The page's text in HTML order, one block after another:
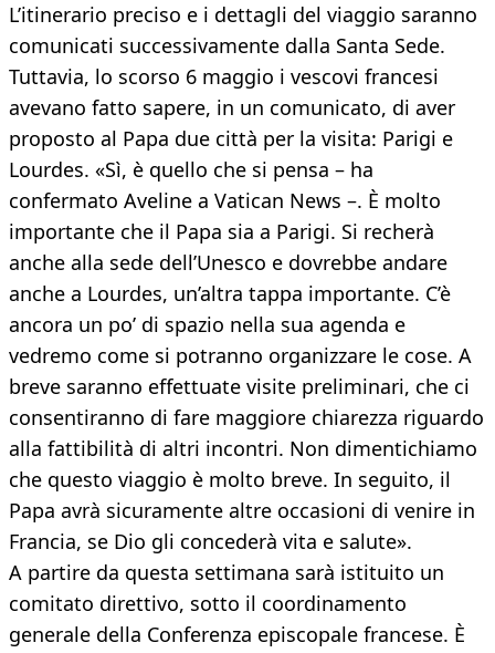
L’itinerario preciso e i dettagli del viaggio saranno
comunicati successivamente dalla Santa Sede.
Tuttavia, lo scorso 6 maggio i vescovi francesi
avevano fatto sapere, in un comunicato, di aver
proposto al Papa due città per la visita: Parigi e
Lourdes. «Sì, è quello che si pensa – ha
confermato Aveline a Vatican News –. È molto
importante che il Papa sia a Parigi. Si recherà
anche alla sede dell’Unesco e dovrebbe andare
anche a Lourdes, un’altra tappa importante. C’è
ancora un po’ di spazio nella sua agenda e
vedremo come si potranno organizzare le cose. A
breve saranno effettuate visite preliminari, che ci
consentiranno di fare maggiore chiarezza riguardo
alla fattibilità di altri incontri. Non dimentichiamo
che questo viaggio è molto breve. In seguito, il
Papa avrà sicuramente altre occasioni di venire in
Francia, se Dio gli concederà vita e salute».
A partire da questa settimana sarà istituito un
comitato direttivo, sotto il coordinamento
generale della Conferenza episcopale francese. È